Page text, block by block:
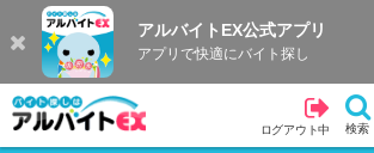
アルバイトEX公式アプリ
アプリで快適にバイト探し
ログアウト中 検索